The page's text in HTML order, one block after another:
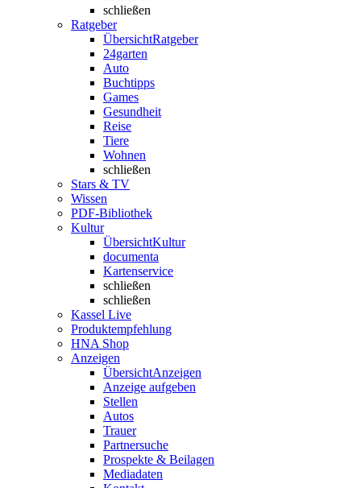
schließen
Ratgeber
ÜbersichtRatgeber
24garten
Auto
Buchtipps
Games
Gesundheit
Reise
Tiere
Wohnen
schließen
Stars & TV
Wissen
PDF-Bibliothek
Kultur
ÜbersichtKultur
documenta
Kartenservice
schließen
schließen
Kassel Live
Produktempfehlung
HNA Shop
Anzeigen
ÜbersichtAnzeigen
Anzeige aufgeben
Stellen
Autos
Trauer
Partnersuche
Prospekte & Beilagen
Mediadaten